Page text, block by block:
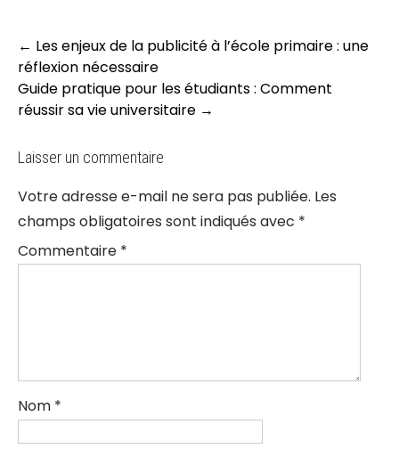
Post
navigation
← Les enjeux de la publicité à l’école primaire : une
réflexion nécessaire
Guide pratique pour les étudiants : Comment
réussir sa vie universitaire →
Laisser un commentaire
Votre adresse e-mail ne sera pas publiée. Les
champs obligatoires sont indiqués avec *
Commentaire *
Nom *